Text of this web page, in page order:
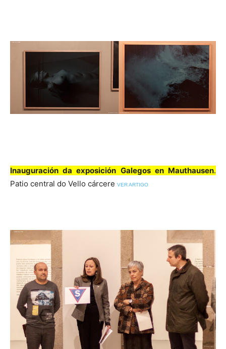
Inauguración da exposición Galegos en Mauthausen.
Patio central do Vello cárcere VER ARTIGO